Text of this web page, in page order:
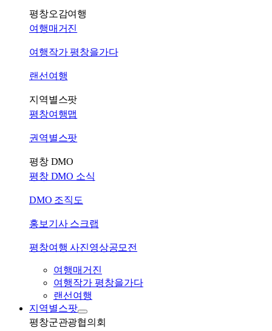
평창오감여행
여행매거진
여행작가 평창을가다
랜선여행
지역별스팟
평창여행맵
권역별스팟
평창 DMO
평창 DMO 소식
DMO 조직도
홍보기사 스크랩
평창여행 사진영상공모전
여행매거진
여행작가 평창을가다
랜선여행
지역별스팟
평창군관광협의회